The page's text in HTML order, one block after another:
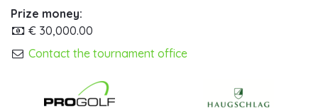
Prize money:
€ 30,000.00
Contact the tournament office